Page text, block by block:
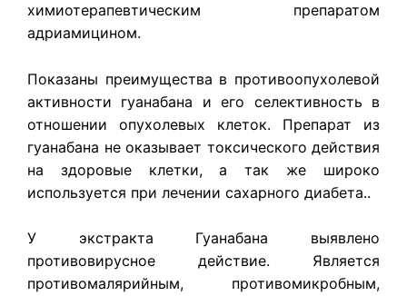
химиотерапевтическим препаратом
адриамицином.
Показаны преимущества в противоопухолевой
активности гуанабана и его селективность в
отношении опухолевых клеток. Препарат из
гуанабана не оказывает токсического действия
на здоровые клетки, а так же широко
используется при лечении сахарного диабета..
У экстракта Гуанабана выявлено
противовирусное действие. Является
противомалярийным, противомикробным,